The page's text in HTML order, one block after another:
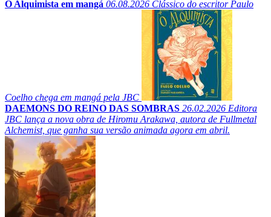
O Alquimista em mangá 06.08.2026 Clássico do escritor Paulo
Coelho chega em mangá pela JBC
DAEMONS DO REINO DAS SOMBRAS 26.02.2026 Editora
JBC lança a nova obra de Hiromu Arakawa, autora de Fullmetal
Alchemist, que ganha sua versão animada agora em abril.